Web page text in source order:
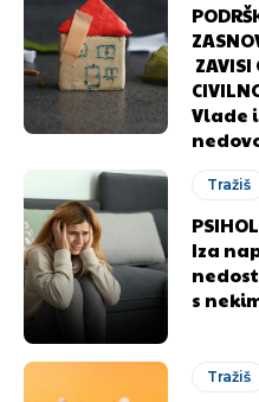
ZAVISI
Vlade
Tražiš
Iza
s
Tražiš